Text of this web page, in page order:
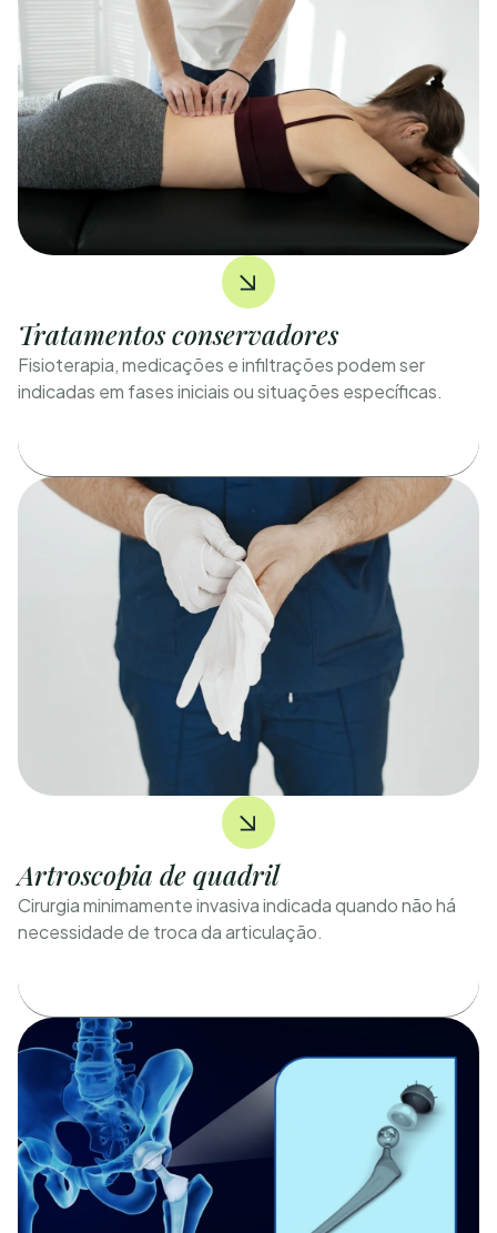
Tratamentos conservadores
Fisioterapia, medicações e infiltrações podem ser
indicadas em fases iniciais ou situações específicas.
Artroscopia de quadril
Cirurgia minimamente invasiva indicada quando não há
necessidade de troca da articulação.